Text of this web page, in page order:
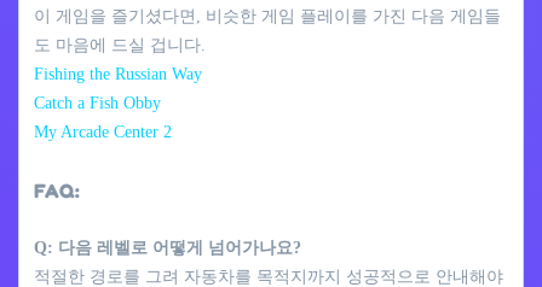
이 게임을 즐기셨다면, 비슷한 게임 플레이를 가진 다음 게임들
도 마음에 드실 겁니다.
Fishing the Russian Way
Catch a Fish Obby
My Arcade Center 2
FAQ:
Q: 다음 레벨로 어떻게 넘어가나요?
적절한 경로를 그려 자동차를 목적지까지 성공적으로 안내해야